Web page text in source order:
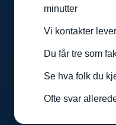
minutter
Vi kontakter
Du får tre som
Se hva folk du
Ofte svar